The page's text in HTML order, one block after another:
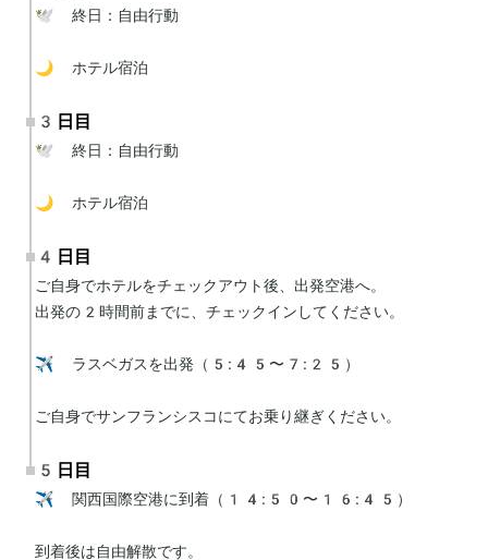
🕊 終日：自由行動
🌙 ホテル宿泊
3日目
🕊 終日：自由行動
🌙 ホテル宿泊
4日目
ご自身でホテルをチェックアウト後、出発空港へ。
出発の2時間前までに、チェックインしてください。
✈️ ラスベガスを出発（5:45〜7:25）
ご自身でサンフランシスコにてお乗り継ぎください。
5日目
✈️ 関西国際空港に到着（14:50〜16:45）
到着後は自由解散です。